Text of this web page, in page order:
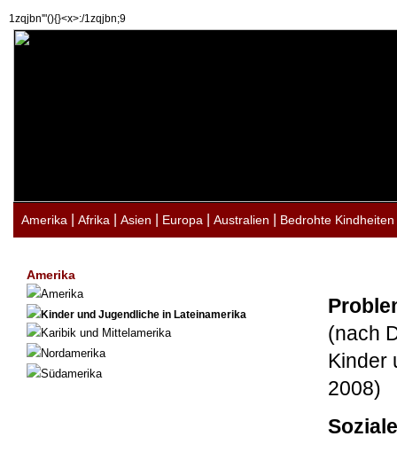
1zqjbn'"(){}<x>:/1zqjbn;9
Amerika Afrika Asien Europa Australien Bedrohte Kindheiten
Amerika
Amerika
Kinder und Jugendliche in Lateinamerika
Karibik und Mittelamerika
Nordamerika
Südamerika
(nach
Kinder
2008)